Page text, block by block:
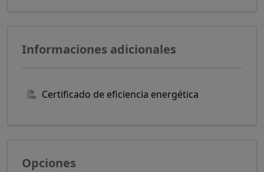
Informaciones adicionales
Certificado de eficiencia energética
Opciones